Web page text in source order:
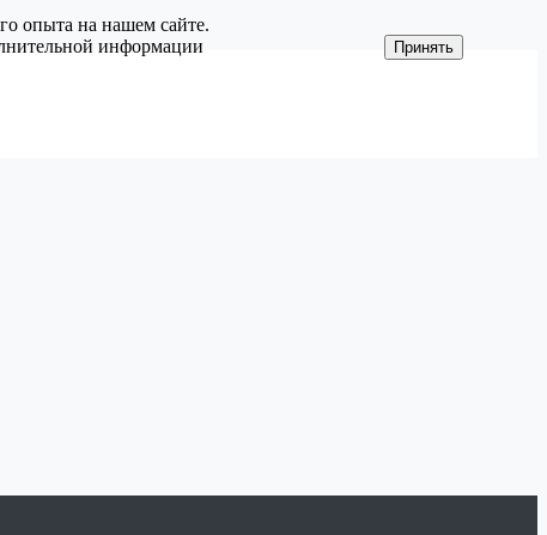
опыта на нашем сайте.
информации
Принять